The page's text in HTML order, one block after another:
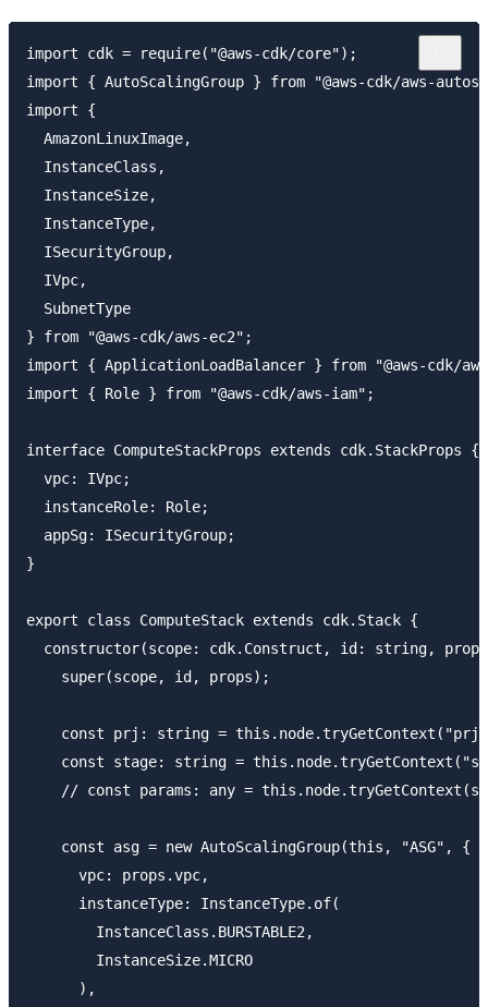
import cdk = require("@aws-cdk/core");
import { AutoScalingGroup } from "@aws-cdk/aws-
import {
  AmazonLinuxImage,
  InstanceClass,
  InstanceSize,
  InstanceType,
  ISecurityGroup,
  IVpc,
  SubnetType
} from "@aws-cdk/aws-ec2";
import { ApplicationLoadBalancer } from "@aws-cdk/
import { Role } from "@aws-cdk/aws-iam";
interface ComputeStackProps extends cdk.StackProps {
  vpc: IVpc;
  instanceRole: Role;
  appSg: ISecurityGroup;
}
export class ComputeStack extends cdk.Stack {
constructor(scope: cdk.Construct, id: string,
    super(scope, id, props);
const prj: string =
const stage: string =
// const params: any =
    const asg = new AutoScalingGroup(this, "ASG", {
      vpc: props.vpc,
      instanceType: InstanceType.of(
        InstanceClass.BURSTABLE2,
        InstanceSize.MICRO
      ),